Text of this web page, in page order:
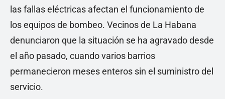
las fallas eléctricas afectan el funcionamiento de
los equipos de bombeo. Vecinos de La Habana
denunciaron que la situación se ha agravado desde
el año pasado, cuando varios barrios
permanecieron meses enteros sin el suministro del
servicio.